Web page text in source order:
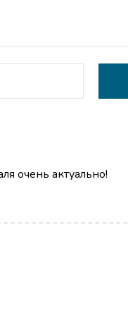
очень актуально!